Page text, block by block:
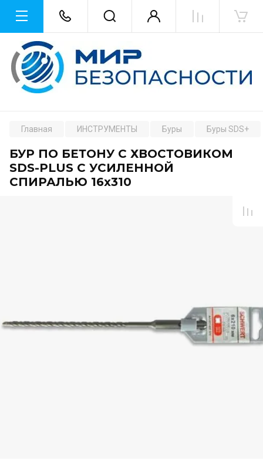
Главная ИНСТРУМЕНТЫ Буры Буры SDS+
БУР ПО БЕТОНУ С ХВОСТОВИКОМ
SDS-PLUS С УСИЛЕННОЙ
СПИРАЛЬЮ 16х310